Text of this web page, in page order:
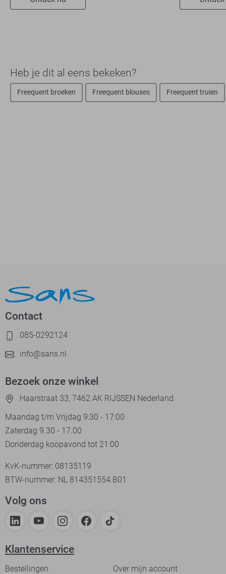
Heb je dit al eens bekeken?
Freequent broeken Freequent blouses Freequent truien
Contact
085-0292124
info@sans.nl
Bezoek onze winkel
Haarstraat 33, 7462 AK RIJSSEN Nederland
Maandag t/m Vrijdag 9:30 - 17:00
Zaterdag 9.30 - 17.00
Donderdag koopavond tot 21:00
KvK-nummer: 08135119
BTW-nummer: NL 814351554.B01
Volg ons
Klantenservice
Bestellingen
Over mijn account